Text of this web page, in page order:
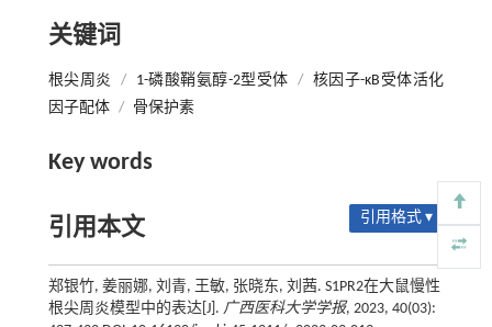
关键词
根尖周炎 / 1-磷酸鞘氨醇-2型受体 / 核因子-κB受体活化
因子配体 / 骨保护素
Key words
引用本文 引用格式 ▾
郑银竹, 姜丽娜, 刘青, 王敏, 张晓东, 刘茜. S1PR2在大鼠慢性
根尖周炎模型中的表达[J]. 广西医科大学学报, 2023, 40(03):